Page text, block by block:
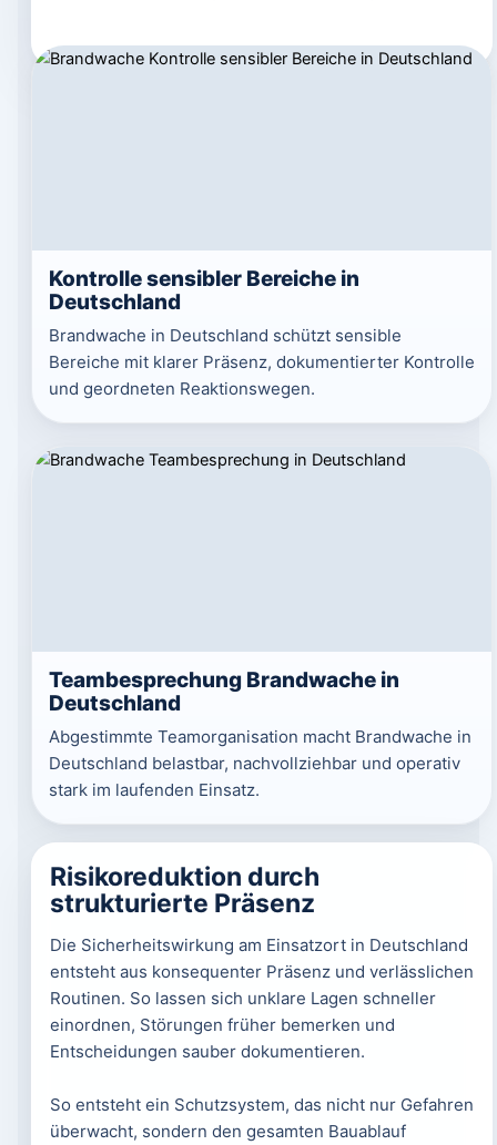
Kontrolle sensibler Bereiche in
Deutschland
Brandwache in Deutschland schützt sensible
Bereiche mit klarer Präsenz, dokumentierter Kontrolle
und geordneten Reaktionswegen.
Teambesprechung Brandwache in
Deutschland
Abgestimmte Teamorganisation macht Brandwache in
Deutschland belastbar, nachvollziehbar und operativ
stark im laufenden Einsatz.
Risikoreduktion durch
strukturierte Präsenz
Die Sicherheitswirkung am Einsatzort in Deutschland
entsteht aus konsequenter Präsenz und verlässlichen
Routinen. So lassen sich unklare Lagen schneller
einordnen, Störungen früher bemerken und
Entscheidungen sauber dokumentieren.
So entsteht ein Schutzsystem, das nicht nur Gefahren
überwacht, sondern den gesamten Bauablauf